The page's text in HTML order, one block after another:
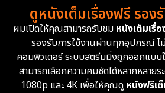
ดูหนังเต็มเรื่องฟรี รอ
ผมเปิดให้คุณสามารถรับชม หนังเต็มเรื่อ
รองรับการใช้งานผ่านทุกอุปกรณ์ ไ
คอมพิวเตอร์ ระบบสตรีมมิ่งถูกออกแบบใ
สามารถเลือกความคมชัดได้หลากหลาย
1080p และ 4K เพื่อให้คุณดูหนังฟรีเ